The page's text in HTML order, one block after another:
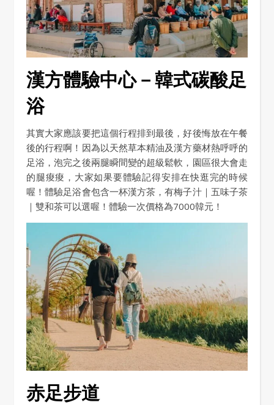
漢方體驗中心－韓式碳酸足
浴
其實大家應該要把這個行程排到最後，好後悔放在午餐
後的行程啊！因為以天然草本精油及漢方藥材熱呼呼的
足浴，泡完之後兩腿瞬間變的超級鬆軟，園區很大會走
的腿痠痠，大家如果要體驗記得安排在快逛完的時候
喔！體驗足浴會包含一杯漢方茶，有梅子汁｜五味子茶
｜雙和茶可以選喔！體驗一次價格為7000韓元！
赤足步道